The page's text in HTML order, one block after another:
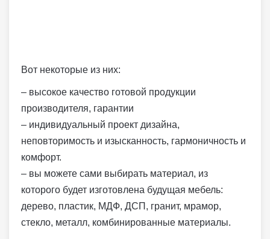
Вот некоторые из них:
– высокое качество готовой продукции
производителя, гарантии
– индивидуальный проект дизайна,
неповторимость и изысканность, гармоничность и
комфорт.
– вы можете сами выбирать материал, из
которого будет изготовлена будущая мебель:
дерево, пластик, МДФ, ДСП, гранит, мрамор,
стекло, металл, комбинированные материалы.